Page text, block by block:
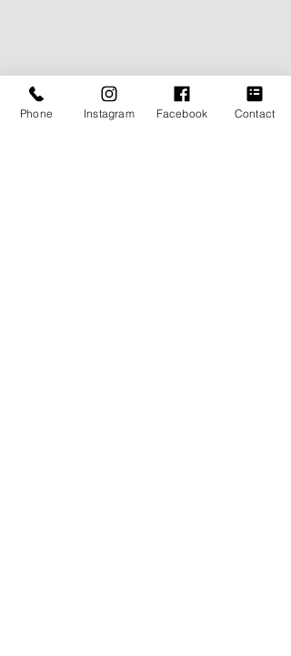
The My Way の大切にしている想い
https://www.themyway2014.com/concept
Phone Instagram Facebook Contact